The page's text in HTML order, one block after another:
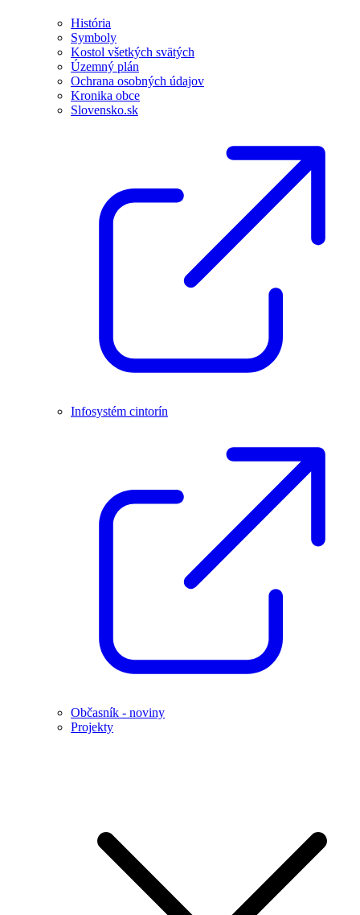
História
Symboly
Kostol všetkých svätých
Územný plán
Ochrana osobných údajov
Kronika obce
Slovensko.sk
Infosystém cintorín
Občasník - noviny
Projekty